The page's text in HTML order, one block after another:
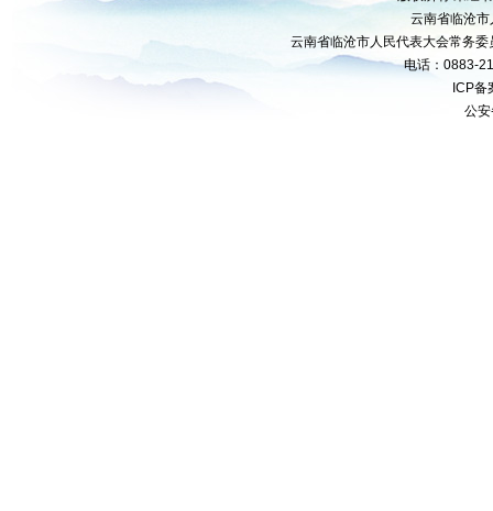
云南省临沧
云南省临沧市人民代表大会常务
电话：0883-
ICP备
公